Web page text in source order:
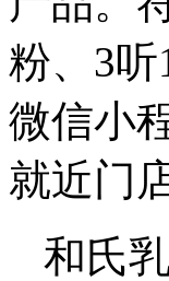
粉、3
微信小
就近门
和氏